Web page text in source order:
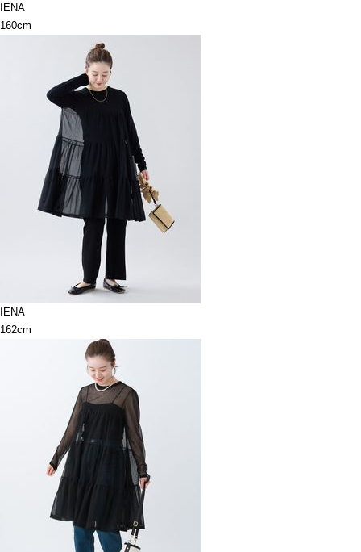
IENA
160cm
IENA
162cm